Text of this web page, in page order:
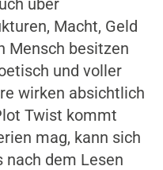
über
Macht, Geld
Mensch besitzen
und voller
wirken absichtlich
Twist kommt
mag, kann sich
nach dem Lesen